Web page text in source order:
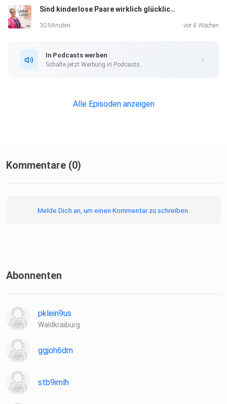
Sind kinderlose Paare wirklich glücklicher? Was Studien sagen...
30 Minuten vor 4 Wochen
In Podcasts werben
Schalte jetzt Werbung in Podcasts.
Alle Episoden anzeigen
Kommentare (0)
Melde Dich an, um einen Kommentar zu schreiben.
Abonnenten
pklein9us
Waldkraiburg
ggjoh6dm
stb9imlh